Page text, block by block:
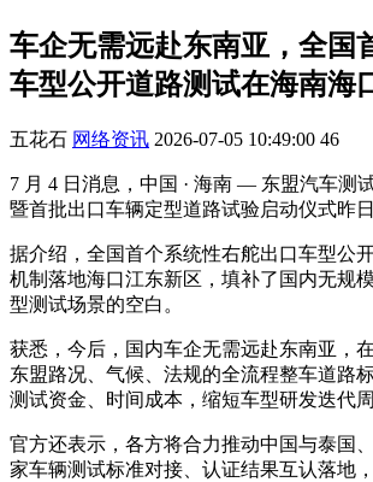
车企无需远赴东南亚，全国
车型公开道路测试在海南海
五花石 网络资讯 2026-07-05 10:49:00 46
7 月 4 日消息，中国 · 海南 — 东盟汽车测
暨首批出口车辆定型道路试验启动仪式昨
据介绍，全国首个系统性右舵出口车型公
机制落地海口江东新区，填补了国内无规
型测试场景的空白。
获悉，今后，国内车企无需远赴东南亚，
东盟路况、气候、法规的全流程整车道路
测试资金、时间成本，缩短车型研发迭代周
官方还表示，各方将合力推动中国与泰国
家车辆测试标准对接、认证结果互认落地，